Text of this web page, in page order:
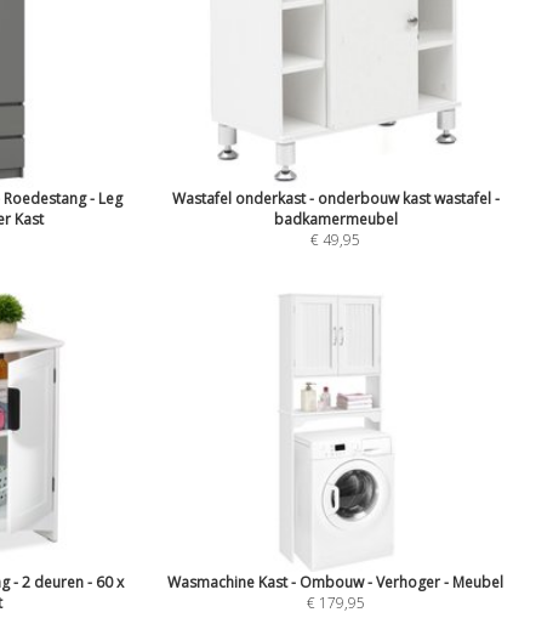
- Leg
Kast
Wastafel onderkast - onderbouw kast wastafel -
badkamermeubel
€ 49,95
- 2 deuren - 60 x
Wasmachine Kast - Ombouw - Verhoger - Meubel
€ 179,95